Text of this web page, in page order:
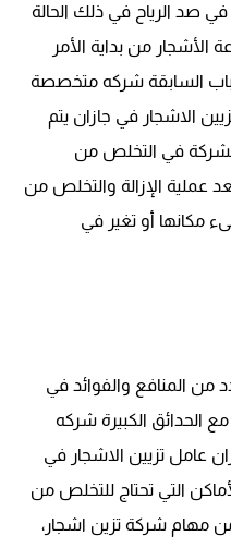
صد الرياح في ذلك الحالة
من بداية الأمر
السابقة شركه متخصصة
الاشجار في جازان يتم
بالشركة في التخلص من
عملية الإزالة والتخلص من
مكانها أو تغير في
من المنافع والفوائد في
مع الحدائق الكبيرة شركه
عامل تزيين الاشجار في
التي تحتاج للتخلص من
من مهام شركة تزين اشجار،